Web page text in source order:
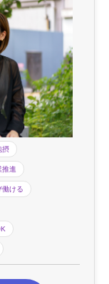
摂
推進
働ける